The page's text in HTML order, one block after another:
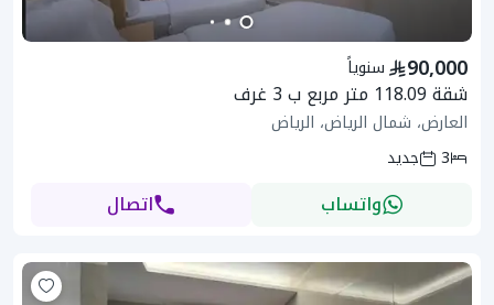
سنوياً 90,000
شقة 118.09 متر مربع ب 3 غرف
العارض، شمال الرياض، الرياض
3
جديد
واتساب اتصال